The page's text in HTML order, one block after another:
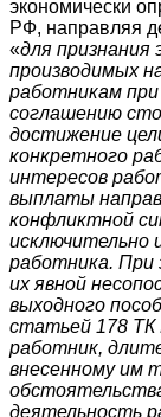
экономически
РФ, направляя
«для признания
производимых
работникам
соглашению
достижение
конкретного
интересов
выплаты
конфликтной
исключительно
работника. При
их явной
выходного
статьей 178 ТК
работник,
внесенному им
деятельность